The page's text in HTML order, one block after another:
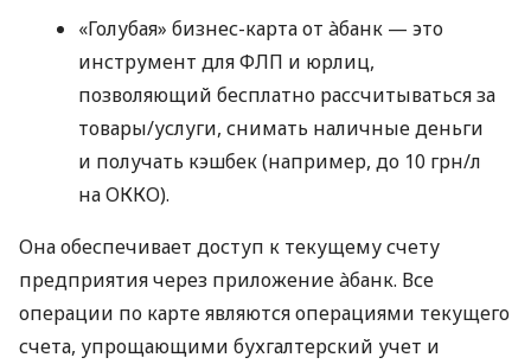
«Голубая» бизнес-карта от àбанк — это
инструмент для ФЛП и юрлиц,
позволяющий бесплатно рассчитываться за
товары/услуги, снимать наличные деньги
и получать кэшбек (например, до 10 грн/л
на ОККО).
Она обеспечивает доступ к текущему счету
предприятия через приложение àбанк. Все
операции по карте являются операциями текущего
счета, упрощающими бухгалтерский учет и